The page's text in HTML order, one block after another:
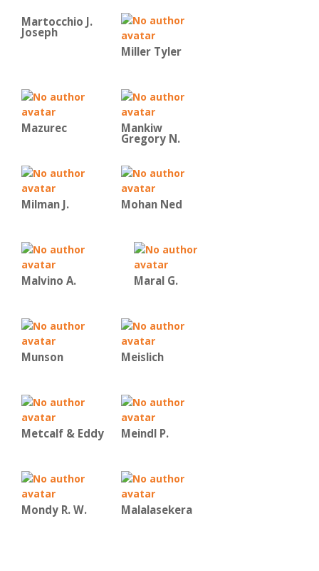
Martocchio J.
Joseph
Miller Tyler
Mazurec Mankiw
Gregory N.
Milman J. Mohan Ned
Malvino Α. Maral G.
Munson Meislich
Metcalf & Eddy Meindl P.
Mondy R. W. Malalasekera